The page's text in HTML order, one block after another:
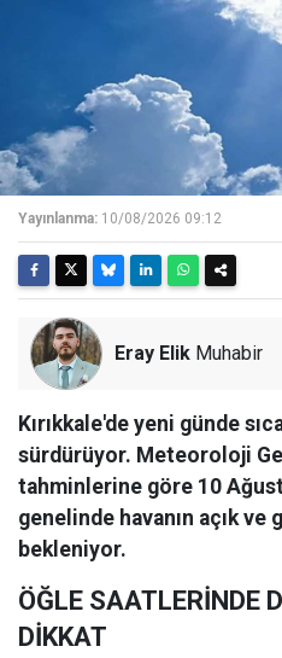
Yayınlanma: 10/08/2026 09:12
Eray Elik Muhabir
Kırıkkale'de yeni günde
sürdürüyor. Meteoroloji
tahminlerine göre 10
genelinde havanın açık ve
bekleniyor.
ÖĞLE SAATLERİNDE
DİKKAT